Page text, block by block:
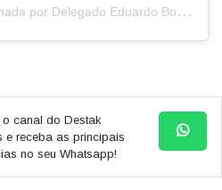
U
ma publicação compartilhada por Delegado Eduardo Boigues (@delegadoboigues)
canal do Destak
e receba as principais
no seu Whatsapp!